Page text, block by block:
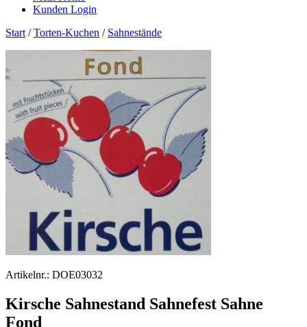
Kunden Login
Start /Torten-Kuchen / Sahnestände
Artikelnr.: DOE03032
Kirsche Sahnestand Sahnefest Sahne
Fond